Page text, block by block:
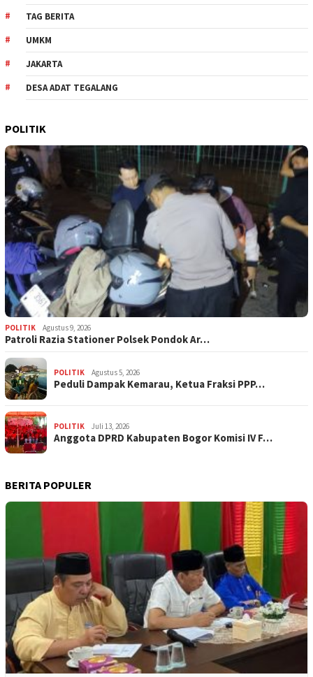
TAG BERITA
UMKM
JAKARTA
DESA ADAT TEGALANG
POLITIK
POLITIK Agustus 9, 2026
Patroli Razia Stationer Polsek Pondok Ar…
POLITIK Agustus 5, 2026
‎Peduli Dampak Kemarau, Ketua Fraksi PPP…
POLITIK Juli 13, 2026
Anggota DPRD Kabupaten Bogor Komisi IV F…
BERITA POPULER